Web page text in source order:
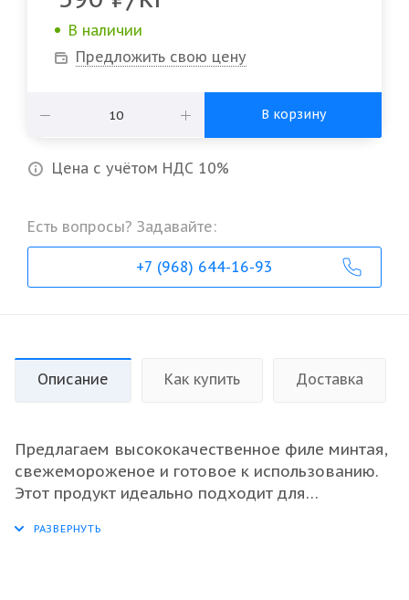
В наличии
Предложить свою цену
В корзину
Цена с учётом НДС 10%
Есть вопросы? Задавайте:
+7 (968) 644-16-93
Описание Как купить Доставка
Предлагаем высококачественное филе минтая,
свежемороженое и готовое к использованию.
Этот продукт идеально подходит для
необходимый уровень разнообразия в меню.